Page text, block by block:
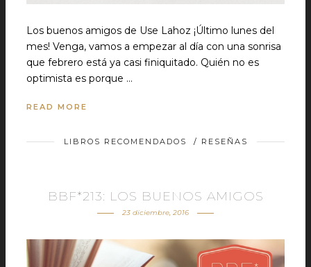
Los buenos amigos de Use Lahoz ¡Último lunes del
mes! Venga, vamos a empezar al día con una sonrisa
que febrero está ya casi finiquitado. Quién no es
optimista es porque …
READ MORE
LIBROS RECOMENDADOS / RESEÑAS
BBF*213: LOS BUENOS AMIGOS
23 diciembre, 2016